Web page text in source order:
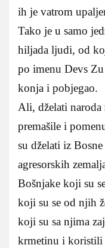
ih je vatrom
Tako je u samo
hiljada ljudi, od
po imenu Devs
konja i pobjegao.
Ali, dželati
premašile i
su dželati iz
agresorskih
Bošnjake koji su
koji su se od njih
koji su sa njima
krmetinu i koristili